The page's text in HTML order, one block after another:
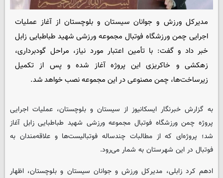
مدیرکل ورزش و جوانان سیستان و بلوچستان از آغاز عملیات
اجرایی چمن ورزشگاه فوتبال مجموعه ورزشی شهید طباطبایی زابل
خبر داد و گفت: با تأمین اعتبار مورد نیاز، مراحل گودبرداری،
زهکشی و خاکریزی این پروژه آغاز شده و پس از تکمیل
زیرساخت‌ها، چمن مصنوعی در این مجموعه نصب خواهد شد.
به گزارش خبرنگار ایسکانیوز از سیستان و بلوچستان، عملیات اجرایی
پروژه چمن ورزشگاه فوتبال مجموعه ورزشی شهید طباطبایی زابل آغاز
شد؛ پروژه‌ای که از مطالبات چندساله فوتبالیست‌ها و علاقه‌مندان به
فوتبال در این شهرستان به شمار می‌رود.
ادهم کرد زابلی، مدیرکل ورزش و جوانان سیستان و بلوچستان، اظهار